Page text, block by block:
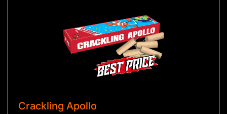
Crackling Apollo